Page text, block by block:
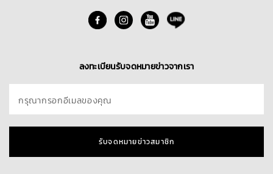
ลงทะเบียนรับจดหมายข่าวจากเรา
กรุณากรอกอีเมลของคุณ
รับจดหมายข่าวสมาชิก